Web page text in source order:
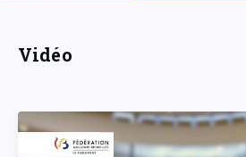
Vidéo